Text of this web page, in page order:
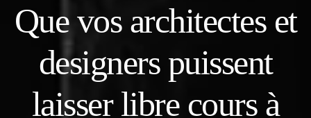
Que vos architectes et
designers puissent
laisser libre cours à